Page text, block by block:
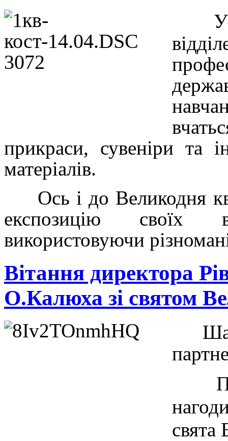
прикраси, сувеніри та
матеріалів.
Ось і до Великодня
експозицію своїх
використовуючи
Вітання директора
О.Калюха зі святом
свята